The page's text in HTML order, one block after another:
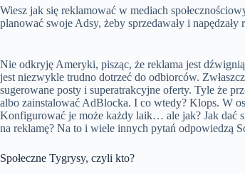
Wiesz jak się reklamować w mediach
planować swoje Adsy, żeby sprzedawały i
Nie odkryję Ameryki, pisząc, że reklama jest
jest niezwykle trudno dotrzeć do odbiorców.
sugerowane posty i superatrakcyjne oferty. Tyle że
albo zainstalować AdBlocka. I co wtedy? Klops. W
Konfigurować je może każdy laik… ale jak? Jak dać
na reklamę? Na to i wiele innych pytań odpowiedzą
Społeczne Tygrysy, czyli kto?